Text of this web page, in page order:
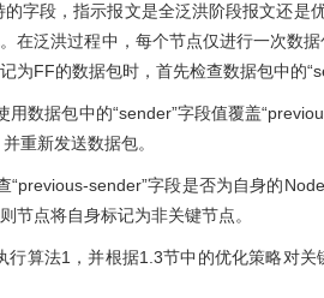
字段，指示报文是全泛洪阶段报文还是
在泛洪过程中，每个节点仅进行一次数
为FF的数据包时，首先检查数据包中的
用数据包中的“sender”字段值覆盖
重新发送数据包。
“previous-sender”字段是否为自身的
节点将自身标记为非关键节点。
行算法1，并根据1.3节中的优化策略对